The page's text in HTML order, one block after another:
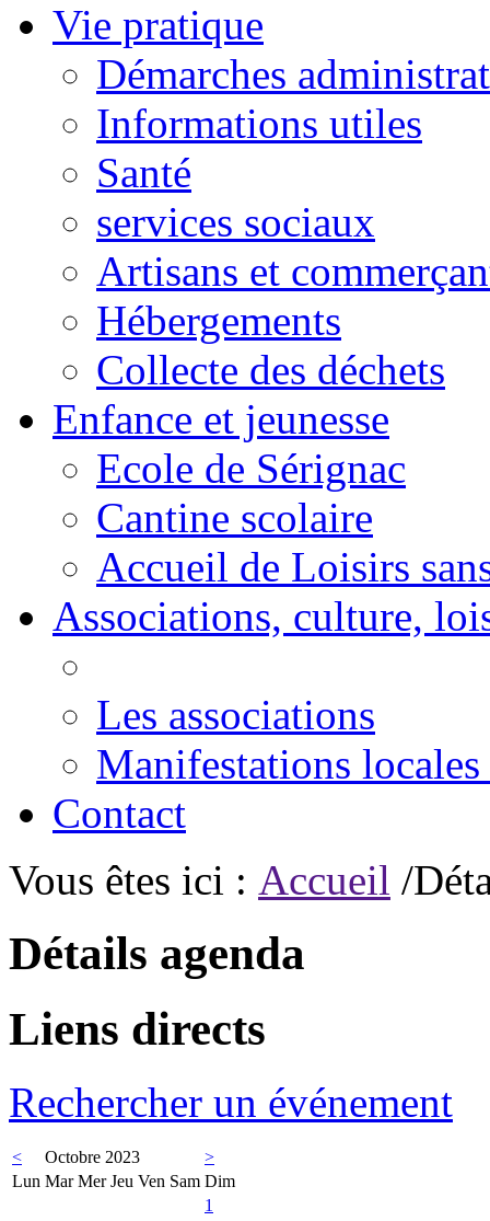
Vie pratique
Démarches
Informations utiles
Santé
services sociaux
Artisans et
Hébergements
Collecte des déchets
Enfance et jeunesse
Ecole de Sérignac
Cantine scolaire
Accueil de Loisirs
Associations, culture,
Les associations
Manifestations locales
Contact
Vous êtes ici : Accueil /
Détails agenda
Liens directs
Rechercher un événement
< Octobre 2023
>
Lun Mar Mer Jeu Ven Sam Dim
1